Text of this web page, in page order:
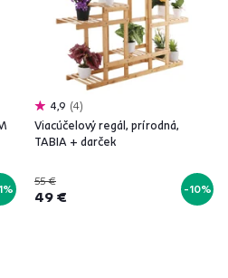
4,9 4
Viacúčelový regál, prírodná,
TABIA + darček
55 €
49 € -10%